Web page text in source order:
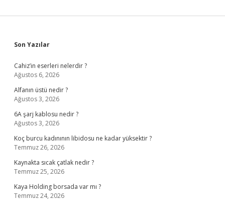
Sidebar
Son Yazılar
Cahiz’in eserleri nelerdir ?
Ağustos 6, 2026
Alfanın üstü nedir ?
Ağustos 3, 2026
6A şarj kablosu nedir ?
Ağustos 3, 2026
Koç burcu kadınının libidosu ne kadar yüksektir ?
Temmuz 26, 2026
Kaynakta sıcak çatlak nedir ?
Temmuz 25, 2026
Kaya Holding borsada var mı ?
Temmuz 24, 2026